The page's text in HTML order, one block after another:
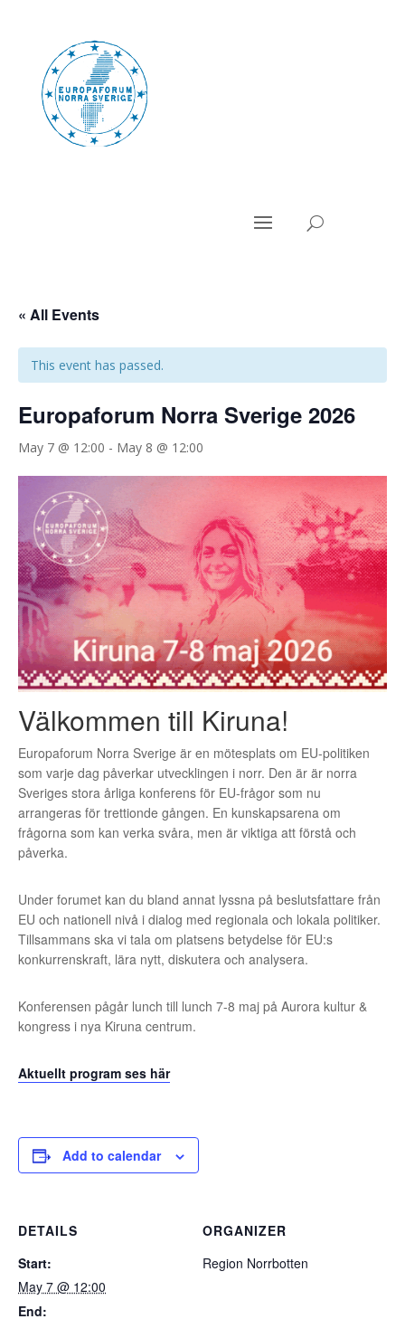
« All Events
This event has passed.
Europaforum Norra Sverige 2026
May 7 @ 12:00 - May 8 @ 12:00
Välkommen till Kiruna!
Europaforum Norra Sverige är en mötesplats om EU-politiken
som varje dag påverkar utvecklingen i norr. Den är är norra
Sveriges stora årliga konferens för EU-frågor som nu
arrangeras för trettionde gången. En kunskapsarena om
frågorna som kan verka svåra, men är viktiga att förstå och
påverka.
Under forumet kan du bland annat lyssna på beslutsfattare från
EU och nationell nivå i dialog med regionala och lokala politiker.
Tillsammans ska vi tala om platsens betydelse för EU:s
konkurrenskraft, lära nytt, diskutera och analysera.
Konferensen pågår lunch till lunch 7-8 maj på Aurora kultur &
kongress i nya Kiruna centrum.
Aktuellt program ses här
Add to calendar
DETAILS
Start:
May 7 @ 12:00
End:
ORGANIZER
Region Norrbotten